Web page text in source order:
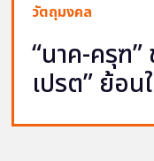
วัตถุมงคล
“นาค-ครุฑ
เปรต” ย้อน